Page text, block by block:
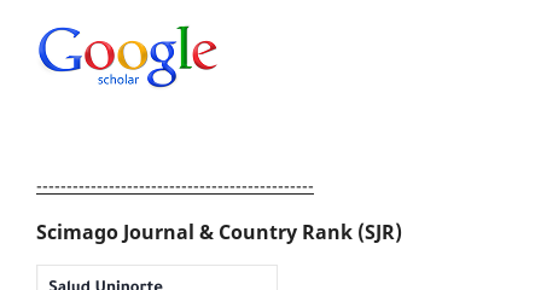
----------------------------------------------
Scimago Journal & Country Rank (SJR)